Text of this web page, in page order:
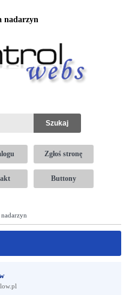
nadarzyn
Zgłoś stronę
Buttony